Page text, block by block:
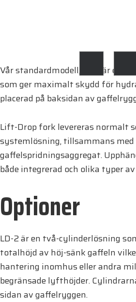
Vår standardmodell, LD-1, är en
som ger maximalt skydd för
placerad på baksidan av
Lift-Drop fork levereras normalt
systemlösning, tillsammans med
gaffelspridningsaggregat.
både integrerad och olika typer
Optioner
LD-2 är en två-cylinderlösning
totalhöjd av höj-sänk gaffeln
hantering inomhus eller andra
begränsade lyfthöjder.
sidan av gaffelryggen.